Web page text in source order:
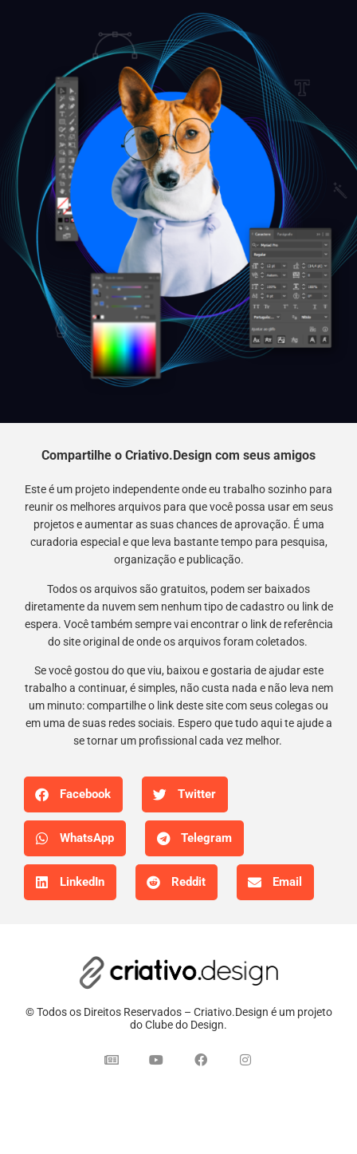
Compartilhe o Criativo.Design com seus amigos
Este é um projeto independente onde eu trabalho sozinho para
reunir os melhores arquivos para que você possa usar em seus
projetos e aumentar as suas chances de aprovação. É uma
curadoria especial e que leva bastante tempo para pesquisa,
organização e publicação.
Todos os arquivos são gratuitos, podem ser baixados
diretamente da nuvem sem nenhum tipo de cadastro ou link de
espera. Você também sempre vai encontrar o link de referência
do site original de onde os arquivos foram coletados.
Se você gostou do que viu, baixou e gostaria de ajudar este
trabalho a continuar, é simples, não custa nada e não leva nem
um minuto: compartilhe o link deste site com seus colegas ou
em uma de suas redes sociais. Espero que tudo aqui te ajude a
se tornar um profissional cada vez melhor.
Facebook Twitter
WhatsApp Telegram
LinkedIn Reddit Email
© Todos os Direitos Reservados – Criativo.Design é um projeto
do Clube do Design.